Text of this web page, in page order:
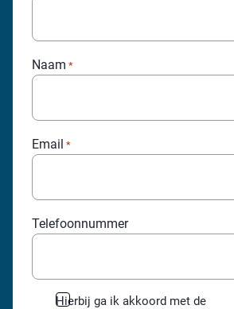
Naam *
Email *
Telefoonnummer
Hierbij ga ik akkoord met de